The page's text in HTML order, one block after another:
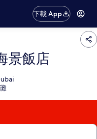
下載 App
景飯店